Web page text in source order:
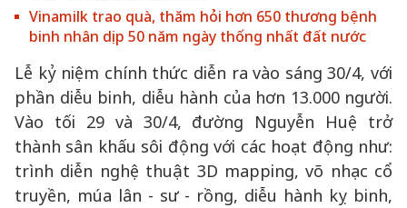
Vinamilk trao quà, thăm hỏi hơn 650 thương bệnh
binh nhân dịp 50 năm ngày thống nhất đất nước
Lễ kỷ niệm chính thức diễn ra vào sáng 30/4, với
phần diễu binh, diễu hành của hơn 13.000 người.
Vào tối 29 và 30/4, đường Nguyễn Huệ trở
thành sân khấu sôi động với các hoạt động như:
trình diễn nghệ thuật 3D mapping, võ nhạc cổ
truyền, múa lân - sư - rồng, diễu hành kỵ binh,